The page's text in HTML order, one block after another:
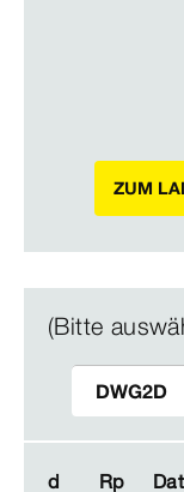
ZUM
(Bitte
d Rp
d Rp